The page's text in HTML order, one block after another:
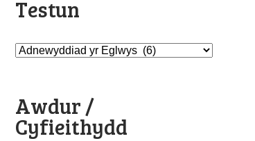
Testun
Awdur /
Cyfieithydd